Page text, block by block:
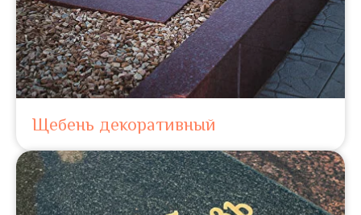
Щебень декоративный